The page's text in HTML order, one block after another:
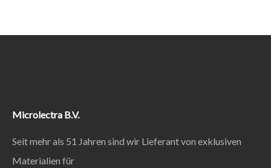
Microlectra B.V.
Seit mehr als 51 Jahren sind wir Lieferant von exklusiven
Materialien für